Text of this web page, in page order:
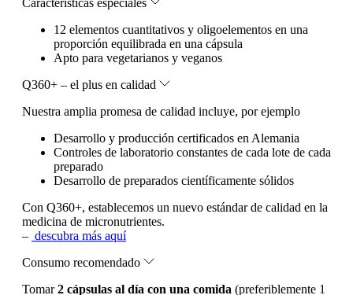
12 elementos cuantitativos y oligoelementos en una
proporción equilibrada en una cápsula
Apto para vegetarianos y veganos
Q360+ – el plus en calidad
Nuestra amplia promesa de calidad incluye, por ejemplo
Desarrollo y producción certificados en Alemania
Controles de laboratorio constantes de cada lote de cada
preparado
Desarrollo de preparados científicamente sólidos
Con Q360+, establecemos un nuevo estándar de calidad en la
medicina de micronutrientes.
– descubra más aquí
Consumo recomendado
Tomar2 cápsulas al día con una comida (preferiblemente 1